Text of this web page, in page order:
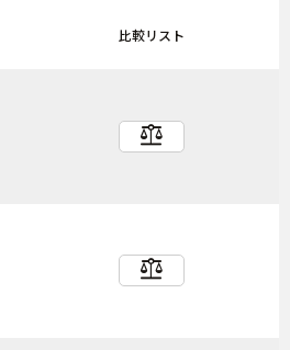
比較リスト
balance
balance